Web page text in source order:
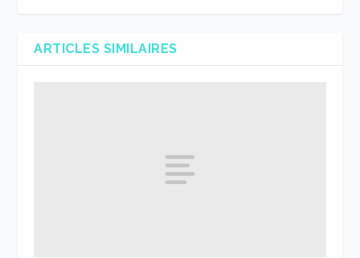
ARTICLES SIMILAIRES